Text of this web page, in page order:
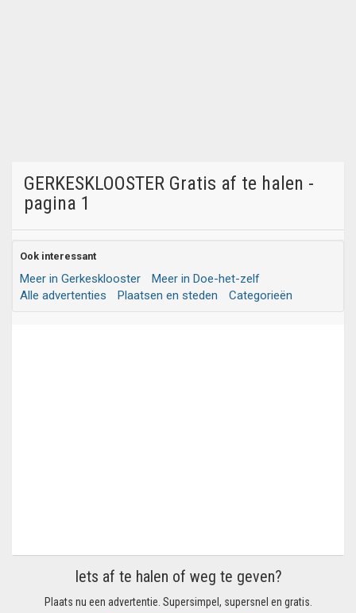
GERKESKLOOSTER Gratis af te halen -
pagina 1
Ook interessant
Meer in Gerkesklooster
Meer in Doe-het-zelf
Alle advertenties
Plaatsen en steden Categorieën
Iets af te halen of weg te geven?
Plaats nu een advertentie. Supersimpel, supersnel en gratis.